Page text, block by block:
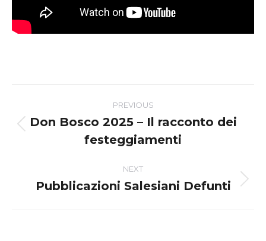
navigation
PREVIOUS
post:
Don Bosco 2025 – Il racconto dei
festeggiamenti
NEXT
Next
Pubblicazioni Salesiani Defunti